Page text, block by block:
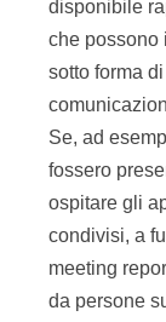
disponibile
che possono
sotto forma
Se, ad
fossero
ospitare gli
condivisi, a
meeting
da persone